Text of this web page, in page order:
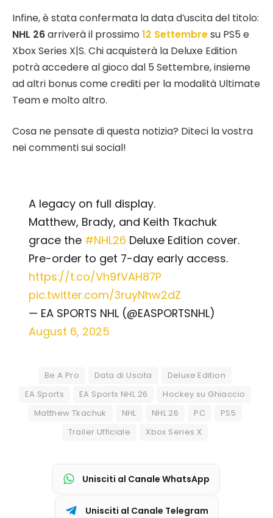
Infine, è stata confermata la data d’uscita del titolo:
NHL 26arriverà il prossimo 12 Settembresu PS5 e
Xbox Series X|S. Chi acquisterà la Deluxe Edition
potrà accedere al gioco dal 5 Settembre, insieme
ad altri bonus come crediti per la modalità Ultimate
Team e molto altro.
Cosa ne pensate di questa notizia? Diteci la vostra
nei commenti sui social!
A legacy on full display.
Matthew, Brady, and Keith Tkachuk
grace the #NHL26 Deluxe Edition cover.
Pre-order to get 7-day early access.
https://t.co/Vh9fVAH87P
pic.twitter.com/3ruyNhw2dZ
— EA SPORTS NHL (@EASPORTSNHL)
August 6, 2025
Be A Pro Data di Uscita
Deluxe Edition
EA Sports
EA Sports NHL 26
Hockey su Ghiaccio
Matthew Tkachuk
NHL NHL 26 PC
PS5
Trailer Ufficiale
Xbox Series X
Unisciti al Canale WhatsApp
Unisciti al Canale Telegram